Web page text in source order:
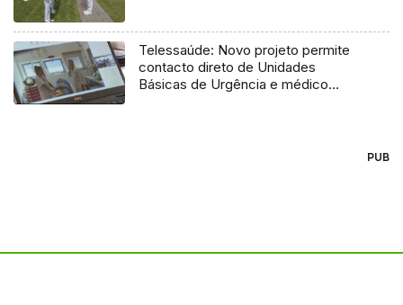
Telessaúde: Novo projeto permite
contacto direto de Unidades
Básicas de Urgência e médico
PUB